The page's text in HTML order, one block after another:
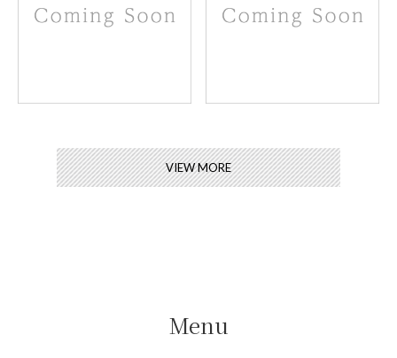
VIEW MORE
Menu